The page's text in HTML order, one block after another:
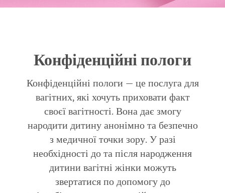
Конфіденційні пологи
Конфіденційні пологи — це послуга для
вагітних, які хочуть приховати факт
своєї вагітності. Вона дає змогу
народити дитину анонімно та безпечно
з медичної точки зору. У разі
необхідності до та після народження
дитини вагітні жінки можуть
звертатися по допомогу до